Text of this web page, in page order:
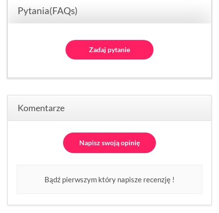
Pytania(FAQs)
Zadaj pytanie
Komentarze
Napisz swoją opinię
Bądź pierwszym który napisze recenzję !